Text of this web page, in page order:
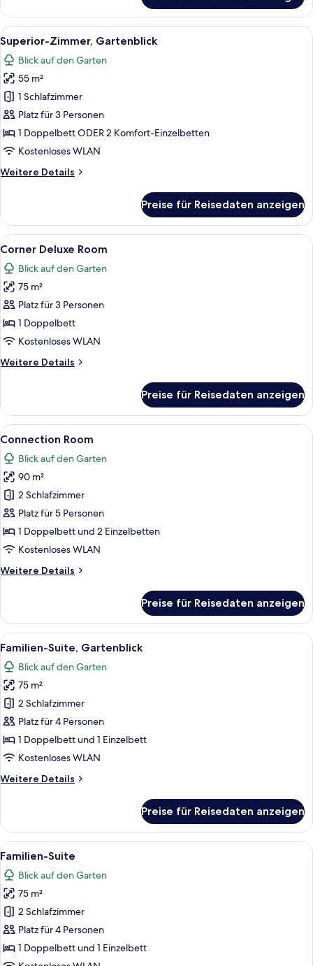
Room
Alle
Fotos
für
Superior-
Zimmer,
Gartenblick
anzeigen
Ein modernes Zimmer mit
3
Superior-Zimmer, Gartenblick
Blick auf den Garten
55 m²
1 Schlafzimmer
Platz für 3 Personen
1 Doppelbett ODER 2 Komfort-Einzelbetten
Kostenloses WLAN
Weitere Details
Weitere
Zimmer,
Gartenblick
Preise für Reisedaten anzeigen
Alle
Fotos
für
Corner
Deluxe
Room
anzeigen
Ein modernes Hotelzimmer mit
3
Corner Deluxe Room
Blick auf den Garten
75 m²
Platz für 3 Personen
1 Doppelbett
Kostenloses WLAN
Weitere Details
Weitere
Deluxe
Room
Preise für Reisedaten anzeigen
Alle
Fotos
für
Connection
Room
anzeigen
Ein modernes Hotelzimmer mit zwei
4
Connection Room
Blick auf den Garten
90 m²
2 Schlafzimmer
Platz für 5 Personen
1 Doppelbett und 2 Einzelbetten
Kostenloses WLAN
Weitere Details
Weitere
Room
Preise für Reisedaten anzeigen
Alle
Fotos
für
Familien-
Suite,
Gartenblick
anzeigen
Ein modernes Hotelzimmer mit
3
Familien-Suite, Gartenblick
Blick auf den Garten
75 m²
2 Schlafzimmer
Platz für 4 Personen
1 Doppelbett und 1 Einzelbett
Kostenloses WLAN
Weitere Details
Weitere
Suite,
Gartenblick
Preise für Reisedaten anzeigen
Alle
Fotos
für
Familien-
Suite
anzeigen
Ein modernes Hotelzimmer mit
2
Familien-Suite
Blick auf den Garten
75 m²
2 Schlafzimmer
Platz für 4 Personen
1 Doppelbett und 1 Einzelbett